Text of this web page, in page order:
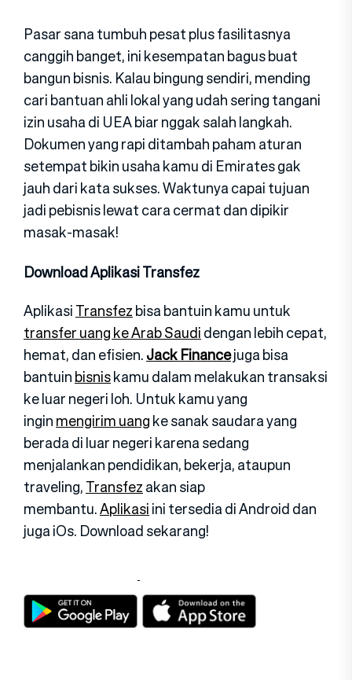
Pasar sana tumbuh pesat plus fasilitasnya
canggih banget, ini kesempatan bagus buat
bangun bisnis. Kalau bingung sendiri, mending
cari bantuan ahli lokal yang udah sering tangani
izin usaha di UEA biar nggak salah langkah.
Dokumen yang rapi ditambah paham aturan
setempat bikin usaha kamu di Emirates gak
jauh dari kata sukses. Waktunya capai tujuan
jadi pebisnis lewat cara cermat dan dipikir
masak-masak!
Download Aplikasi Transfez
AplikasiTransfezbisa bantuin kamu untuk
transfer uang ke Arab Saudidengan lebih cepat,
hemat, dan efisien.Jack Financejuga bisa
bantuinbisniskamu dalam melakukan transaksi
ke luar negeri loh. Untuk kamu yang
inginmengirim uangke sanak saudara yang
berada di luar negeri karena sedang
menjalankan pendidikan, bekerja, ataupun
traveling,Transfezakan siap
membantu.Aplikasiini tersedia di Android dan
juga iOs. Download sekarang!